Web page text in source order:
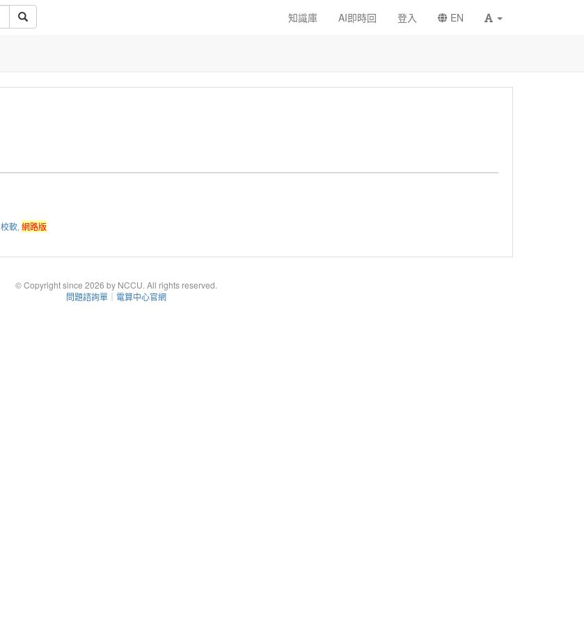
知識庫 AI即時回 登入 EN
校軟, 網路版
© Copyright since 2026 by NCCU. All rights reserved.
問題諮詢單 ｜ 電算中心官網